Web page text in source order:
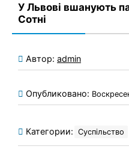
У Львові вшанують
Сотні
Автор: admin
Опубликовано:
Категории: Суспільство